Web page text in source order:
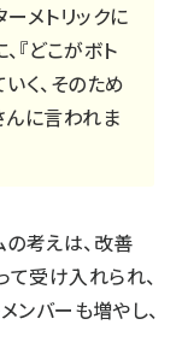
メトリックに
『どこがボト
く、そのため
んに言われま
の考えは、改善
受け入れられ、
バーも増やし、